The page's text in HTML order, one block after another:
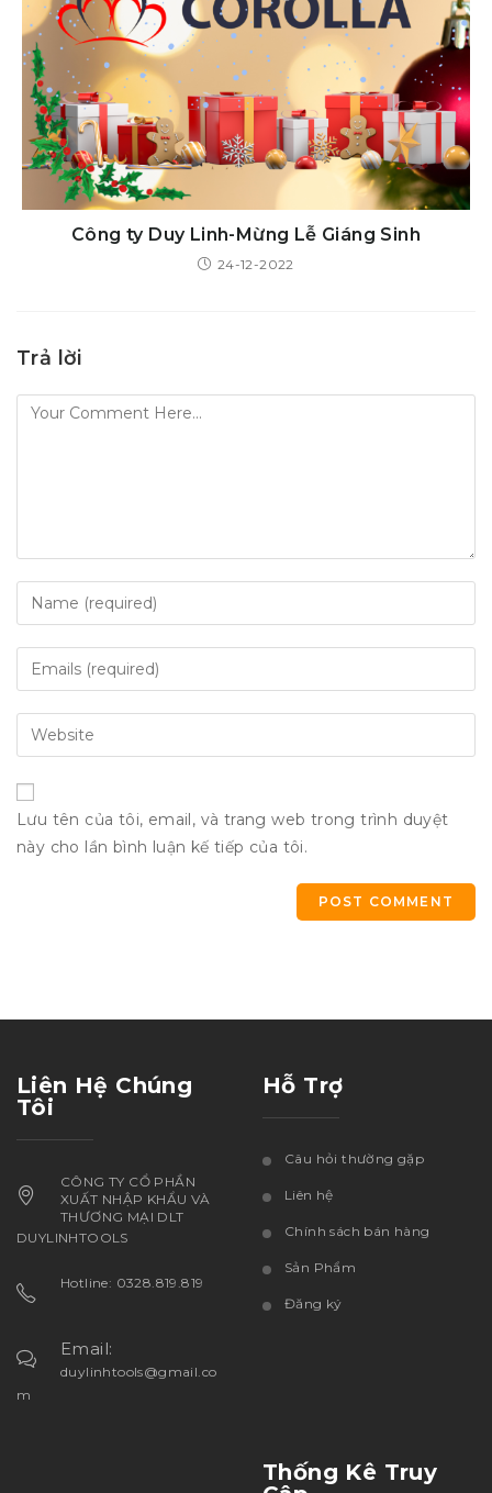
Công ty Duy Linh-Mừng Lễ Giáng Sinh
24-12-2022
Trả lời
Lưu tên của tôi, email, và trang web trong trình duyệt
này cho lần bình luận kế tiếp của tôi.
Liên Hệ Chúng
Tôi
CÔNG TY CỔ PHẦN
XUẤT NHẬP KHẨU VÀ
THƯƠNG MẠI DLT
DUYLINHTOOLS
Hotline: 0328.819.819
Email:
duylinhtools@gmail.co
m
Hỗ Trợ
Câu hỏi thường gặp
Liên hệ
Chính sách bán hàng
Sản Phẩm
Đăng ký
Thống Kê Truy